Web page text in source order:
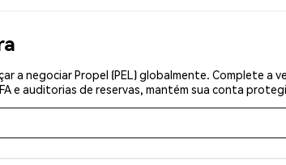
a negociar Propel (PEL) globalmente. Complete
e auditorias de reservas, mantém sua conta